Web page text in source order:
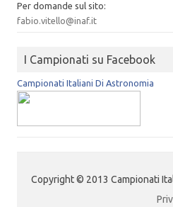
Per domande sul sito:
fabio.vitello@inaf.it
I Campionati su Facebook
Campionati Italiani Di Astronomia
Copyright © 2013 Campionati